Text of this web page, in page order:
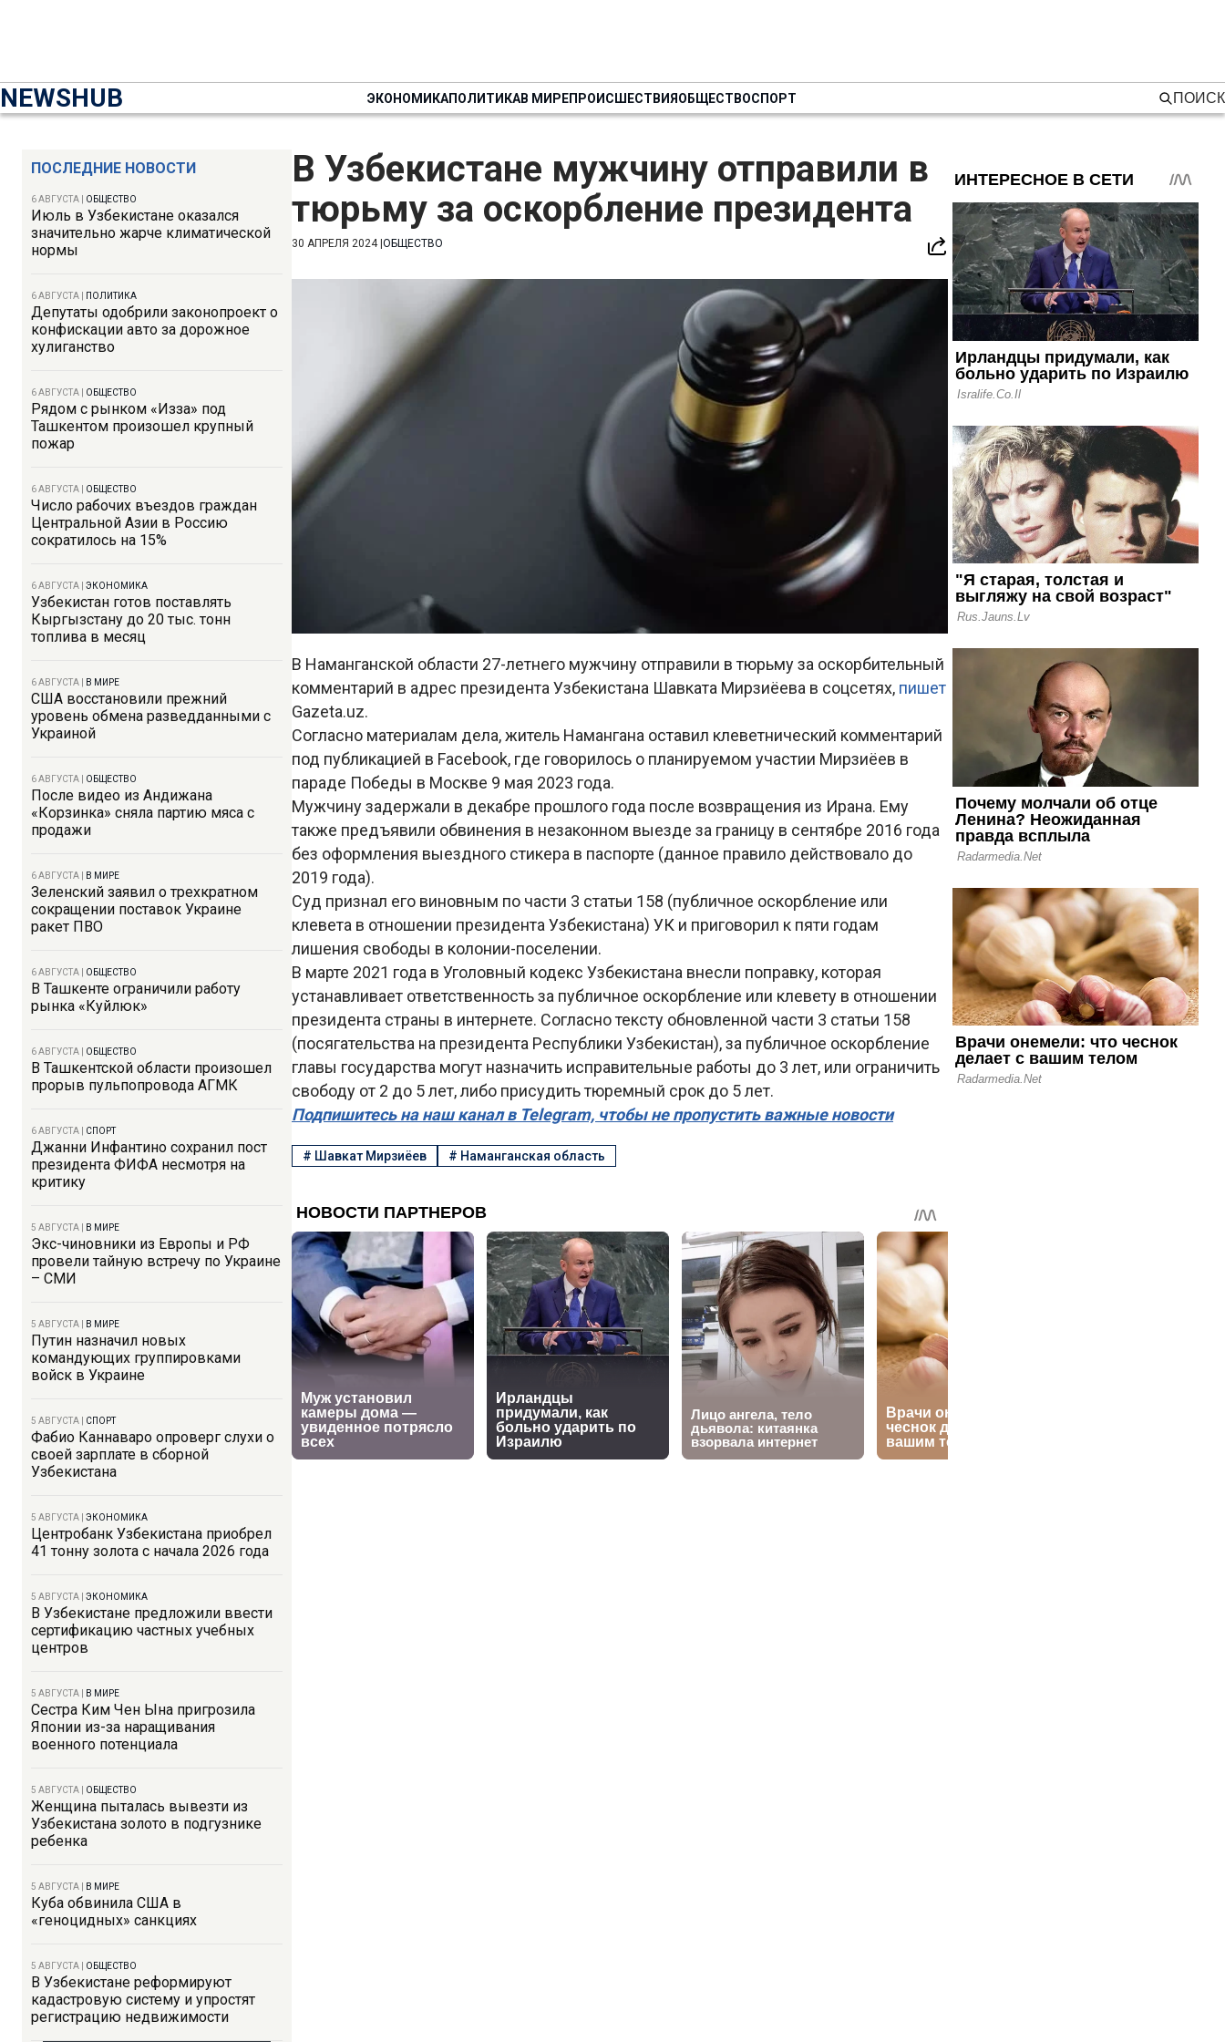
NEWSHUB ЭКОНОМИКАПОЛИТИКАВ МИРЕПРОИСШЕСТВИЯОБЩЕСТВОСПОРТ ПОИСК
ПОСЛЕДНИЕ НОВОСТИ
6 АВГУСТА ОБЩЕСТВО
Июль в Узбекистане оказался
значительно жарче климатической
нормы
6 АВГУСТА ПОЛИТИКА
Депутаты одобрили законопроект о
конфискации авто за дорожное
хулиганство
6 АВГУСТА ОБЩЕСТВО
Рядом с рынком «Изза» под
Ташкентом произошел крупный
пожар
6 АВГУСТА ОБЩЕСТВО
Число рабочих въездов граждан
Центральной Азии в Россию
сократилось на 15%
6 АВГУСТА ЭКОНОМИКА
Узбекистан готов поставлять
Кыргызстану до 20 тыс. тонн
топлива в месяц
6 АВГУСТА В МИРЕ
США восстановили прежний
уровень обмена разведданными с
Украиной
6 АВГУСТА ОБЩЕСТВО
После видео из Андижана
«Корзинка» сняла партию мяса с
продажи
6 АВГУСТА В МИРЕ
Зеленский заявил о трехкратном
сокращении поставок Украине
ракет ПВО
6 АВГУСТА ОБЩЕСТВО
В Ташкенте ограничили работу
рынка «Куйлюк»
6 АВГУСТА ОБЩЕСТВО
В Ташкентской области произошел
прорыв пульпопровода АГМК
6 АВГУСТА СПОРТ
Джанни Инфантино сохранил пост
президента ФИФА несмотря на
критику
5 АВГУСТА В МИРЕ
Экс-чиновники из Европы и РФ
провели тайную встречу по Украине
– СМИ
5 АВГУСТА В МИРЕ
Путин назначил новых
командующих группировками
войск в Украине
5 АВГУСТА СПОРТ
Фабио Каннаваро опроверг слухи о
своей зарплате в сборной
Узбекистана
5 АВГУСТА ЭКОНОМИКА
Центробанк Узбекистана приобрел
41 тонну золота с начала 2026 года
5 АВГУСТА ЭКОНОМИКА
В Узбекистане предложили ввести
сертификацию частных учебных
центров
5 АВГУСТА В МИРЕ
Сестра Ким Чен Ына пригрозила
Японии из-за наращивания
военного потенциала
5 АВГУСТА ОБЩЕСТВО
Женщина пыталась вывезти из
Узбекистана золото в подгузнике
ребенка
5 АВГУСТА В МИРЕ
Куба обвинила США в
«геноцидных» санкциях
5 АВГУСТА ОБЩЕСТВО
В Узбекистане реформируют
кадастровую систему и упростят
регистрацию недвижимости
В Узбекистане мужчину отправили в
тюрьму за оскорбление президента
30 АПРЕЛЯ 2024| ОБЩЕСТВО
В Наманганской области 27-летнего мужчину отправили в тюрьму за оскорбительный
комментарий в адрес президента Узбекистана Шавката Мирзиёева в соцсетях, пишет
Gazeta.uz.
Согласно материалам дела, житель Намангана оставил клеветнический комментарий
под публикацией в Facebook, где говорилось о планируемом участии Мирзиёев в
параде Победы в Москве 9 мая 2023 года.
Мужчину задержали в декабре прошлого года после возвращения из Ирана. Ему
также предъявили обвинения в незаконном выезде за границу в сентябре 2016 года
без оформления выездного стикера в паспорте (данное правило действовало до
2019 года).
Суд признал его виновным по части 3 статьи 158 (публичное оскорбление или
клевета в отношении президента Узбекистана) УК и приговорил к пяти годам
лишения свободы в колонии-поселении.
В марте 2021 года в Уголовный кодекс Узбекистана внесли поправку, которая
устанавливает ответственность за публичное оскорбление или клевету в отношении
президента страны в интернете. Согласно тексту обновленной части 3 статьи 158
(посягательства на президента Республики Узбекистан), за публичное оскорбление
главы государства могут назначить исправительные работы до 3 лет, или ограничить
свободу от 2 до 5 лет, либо присудить тюремный срок до 5 лет.
Подпишитесь на наш канал в Telegram, чтобы не пропустить важные новости
# Шавкат Мирзиёев # Наманганская область